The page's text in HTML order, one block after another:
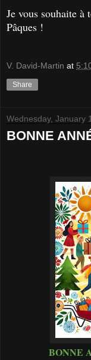
Je vous souhaite à
Pâques !
V. David-Martin at
Share
Wednesday, January
BONNE
BONNE